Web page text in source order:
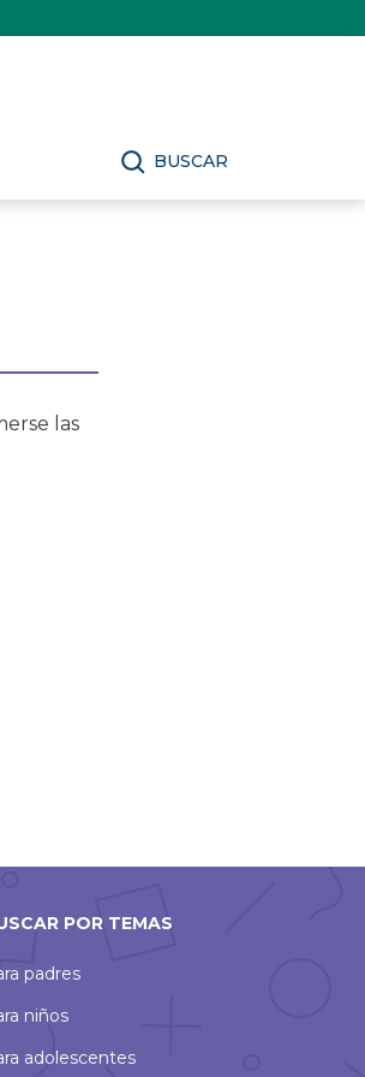
BUSCAR
las
POR TEMAS
padres
niños
adolescentes